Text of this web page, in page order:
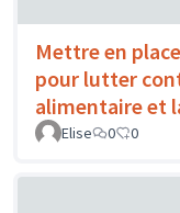
Mettre en
pour lutter
alimentaire et
Elise 0 0